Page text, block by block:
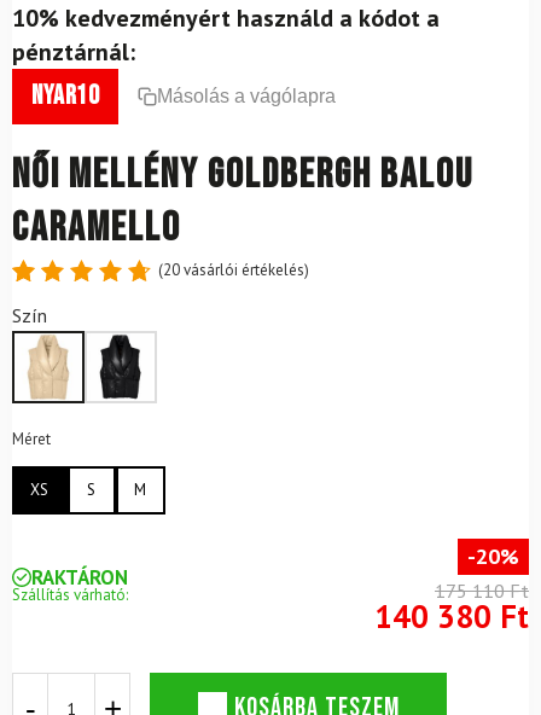
10% kedvezményért használd a kódot a
pénztárnál:
nyar10 Másolás a vágólapra
Női mellény GOLDBERGH Balou
Caramello
4.8
ből,
értékelés
alapján
(20vásárlói értékelés)
Szín
Méret
XS S M
RAKTÁRON
Szállítás várható:
-20%
175 110 Ft
140 380 Ft
KOSÁRBA TESZEM